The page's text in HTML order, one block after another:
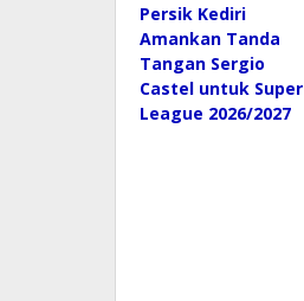
Persik Kediri
Amankan Tanda
Tangan Sergio
Castel untuk Super
League 2026/2027